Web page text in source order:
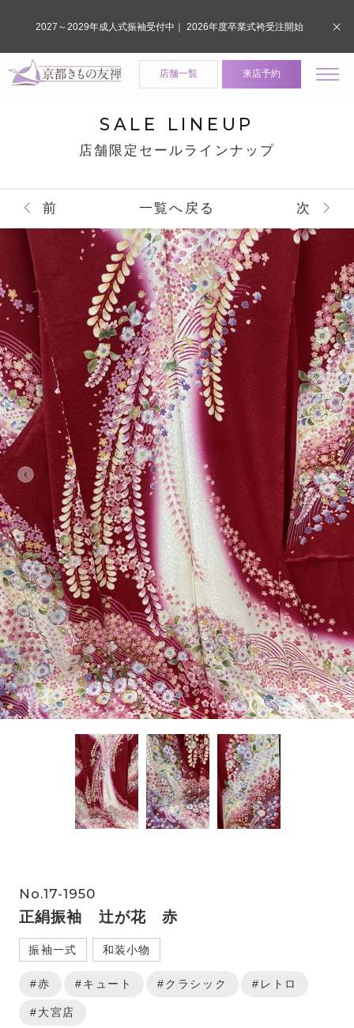
店舗一覧 来店予約
SALE LINEUP
店舗限定セールラインナップ
前 一覧へ戻る 次
No.17-1950
正絹振袖 辻が花 赤
振袖一式 和装小物
#赤 #キュート #クラシック #レトロ
#大宮店
2027～2029年成人式振袖受付中｜ 2026年度卒業式袴受注開始